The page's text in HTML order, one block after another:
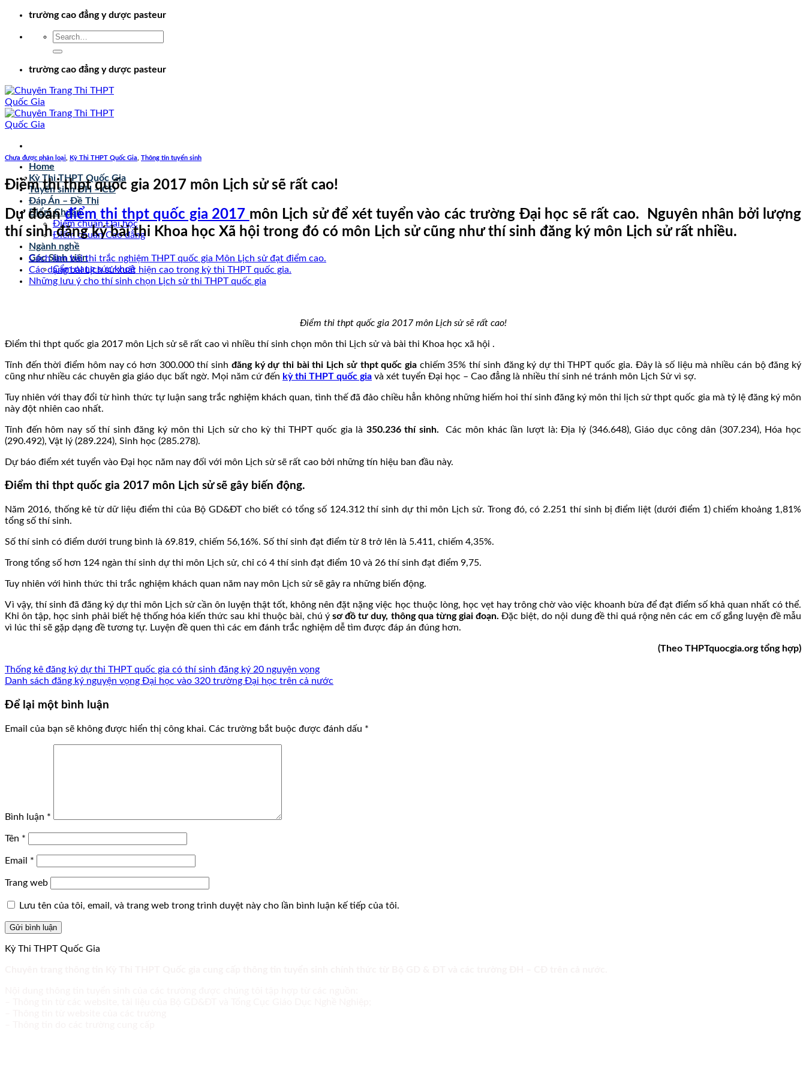
Chuyểntrường cao đẳng y dược pasteur
trường cao đẳng y dược pasteur
Home
Kỳ Thi THPT Quốc Gia
Tuyển sinh ĐH – CĐ
Đáp Án – Đề Thi
Điểm Chuẩn
Điểm chuẩn Đại học
Điểm chuẩn Cao đẳng
Ngành nghề
Góc Sinh viên
Cẩm nang sức khoẻ
Chưa được phân loại Kỳ Thi THPT Quốc Gia Thông tin tuyển sinh
Điểm thi thpt quốc gia 2017 môn Lịch sử sẽ rất cao!
Dự đoánđiểm thi thpt quốc gia 2017 môn Lịch sử để xét tuyển vào các trường Đại học sẽ rất cao. Nguyên nhân bởi lượng
thí sinh đăng ký bài thi Khoa học Xã hội trong đó có môn Lịch sử cũng như thí sinh đăng ký môn Lịch sử rất nhiều.
Cách làm bài thi trắc nghiệm THPT quốc gia Môn Lịch sử đạt điểm cao.
Các dạng bài Lịch sử xuất hiện cao trong kỳ thi THPT quốc gia.
Những lưu ý cho thí sinh chọn Lịch sử thi THPT quốc gia
Điểm thi thpt quốc gia 2017 môn Lịch sử sẽ rất cao!
Điểm thi thpt quốc gia 2017 môn Lịch sử sẽ rất cao vì nhiều thí sinh chọn môn thi Lịch sử và bài thi Khoa học xã hội .
Tính đến thời điểm hôm nay có hơn 300.000 thí sinh đăng ký dự thi bài thi Lịch sử thpt quốc gia chiếm 35% thí sinh đăng ký dự thi THPT quốc gia. Đây là số liệu mà nhiều cán bộ đăng ký
cũng như nhiều các chuyên gia giáo dục bất ngờ. Mọi năm cứ đến kỳ thi THPT quốc gia và xét tuyển Đại học – Cao đẳng là nhiều thí sinh né tránh môn Lịch Sử vì sợ.
Tuy nhiên với thay đổi từ hình thức tự luận sang trắc nghiệm khách quan, tình thế đã đảo chiều hẳn không những hiếm hoi thí sinh đăng ký môn thi lịch sử thpt quốc gia mà tỷ lệ đăng ký môn
này đột nhiên cao nhất.
Tính đến hôm nay số thí sinh đăng ký môn thi Lịch sử cho kỳ thi THPT quốc gia là 350.236 thí sinh.
Các môn khác lần lượt là: Địa lý (346.648), Giáo dục công dân (307.234), Hóa học
(290.492), Vật lý (289.224), Sinh học (285.278).
Dự báo điểm xét tuyển vào Đại học năm nay đối với môn Lịch sử sẽ rất cao bởi những tín hiệu ban đầu này.
Điểm thi thpt quốc gia 2017 môn Lịch sử sẽ gây biến động.
Năm 2016, thống kê từ dữ liệu điểm thi của Bộ GD&ĐT cho biết có tổng số 124.312 thí sinh dự thi môn Lịch sử. Trong đó, có 2.251 thí sinh bị điểm liệt (dưới điểm 1) chiếm khoảng 1,81%
tổng số thí sinh.
Số thí sinh có điểm dưới trung bình là 69.819, chiếm 56,16%. Số thí sinh đạt điểm từ 8 trở lên là 5.411, chiếm 4,35%.
Trong tổng số hơn 124 ngàn thí sinh dự thi môn Lịch sử, chỉ có 4 thí sinh đạt điểm 10 và 26 thí sinh đạt điểm 9,75.
Tuy nhiên với hình thức thi trắc nghiệm khách quan năm nay môn Lịch sử sẽ gây ra những biến động.
Vì vậy, thí sinh đã đăng ký dự thi môn Lịch sử cần ôn luyện thật tốt, không nên đặt nặng việc học thuộc lòng, học vẹt hay trông chờ vào việc khoanh bừa để đạt điểm số khả quan nhất có thể.
Khi ôn tập, học sinh phải biết hệ thống hóa kiến thức sau khi thuộc bài, chú ýsơ đồ tư duy, thông qua từng giai đoạn. Đặc biệt, do nội dung đề thi quá rộng nên các em cố gắng luyện đề mẫu
vì lúc thi sẽ gặp dạng đề tương tự. Luyện đề quen thì các em đánh trắc nghiệm dễ tìm được đáp án đúng hơn.
(Theo THPTquocgia.org tổng hợp)
Thống kê đăng ký dự thi THPT quốc gia có thí sinh đăng ký 20 nguyện vọng
Danh sách đăng ký nguyện vọng Đại học vào 320 trường Đại học trên cả nước
Để lại một bình luận
Email của bạn sẽ không được hiển thị công khai. Các trường bắt buộc được đánh dấu *
Bình luận *
Tên *
Email *
Trang web
Lưu tên của tôi, email, và trang web trong trình duyệt này cho lần bình luận kế tiếp của tôi.
Kỳ Thi THPT Quốc Gia